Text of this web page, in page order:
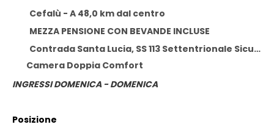
Cefalù - A 48,0 km dal centro
MEZZA PENSIONE CON BEVANDE INCLUSE
Contrada Santa Lucia, SS 113 Settentrionale Sicula, Cefalù 90015
Camera Doppia Comfort
INGRESSI DOMENICA - DOMENICA
Posizione